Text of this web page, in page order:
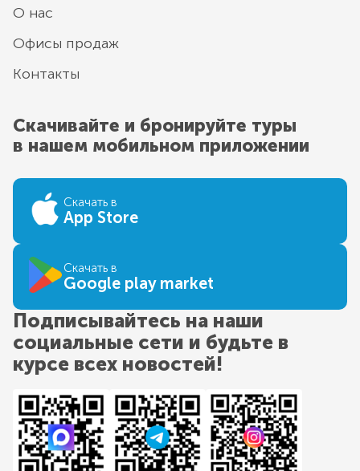
О нас
Офисы продаж
Контакты
Скачивайте и бронируйте туры
в нашем мобильном приложении
Скачать в
App Store
Скачать в
Google play market
Подписывайтесь на наши
социальные сети и будьте в
курсе всех новостей!